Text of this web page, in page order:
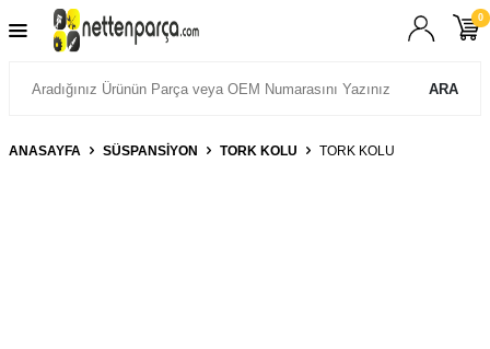
ARA
0
ANASAYFA SÜSPANSIYON TORK KOLU TORK KOLU